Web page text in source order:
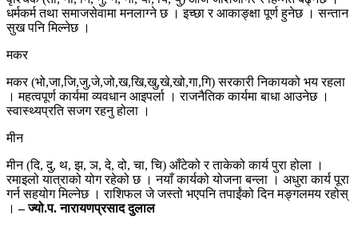
धर्मकर्म तथा समाजसेवामा मनलाग्ने छ । इच्छा र आकाङ्क्षा पूर्ण हुनेछ । सन्तान
सुख पनि मिल्नेछ ।
मकर
मकर (भो,जा,जि,जु,जे,जो,ख,खि,खु,खे,खो,गा,गि) सरकारी निकायको भय रहला
। महत्वपूर्ण कार्यमा व्यवधान आइपर्ला । राजनैतिक कार्यमा बाधा आउनेछ ।
स्वास्थ्यप्रति सजग रहनु होला ।
मीन
मीन (दि, दु, थ, झ, ञ, दे, दो, चा, चि) आँटेको र ताकेको कार्य पुरा होला ।
रमाइलो यात्राको योग रहेको छ । नयाँ कार्यको योजना बन्ला । अधुरा कार्य पूरा
गर्न सहयोग मिल्नेछ । राशिफल जे जस्तो भएपनि तपाईंको दिन मङ्गलमय रहोस्
।– ज्यो.प. नारायणप्रसाद दुलाल